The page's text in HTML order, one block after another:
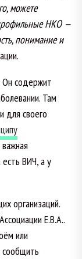
можете
НКО —
понимание и
Он содержит
Там
для своего
ВИЧ, а у
организаций.
Е.В.А..
или